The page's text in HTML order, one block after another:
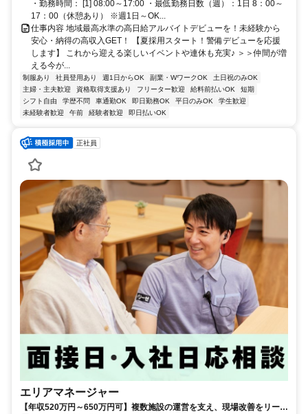
・勤務時間： [1] 08:00～17:00 ・最低勤務日数（週）：1日 8：00～
17：00（休憩あり） ※週1日～OK...
仕事内容 地域最高水準の高日給アルバイトデビューを！未経験から
安心・納得の高収入GET！ 【夏採用スタート！警備デビューを応援
します】 これから迎える楽しいイベントや連休も充実♪ ＞＞仲間が増
える今が...
制服あり 社員登用あり 週1日からOK 副業・WワークOK
土日祝のみOK
主婦・主夫歓迎
資格取得支援あり フリーター歓迎 給料前払いOK
短期
シフト自由
学歴不問 車通勤OK 即日勤務OK 平日のみOK
学生歓迎
未経験者歓迎
午前 経験者歓迎 即日払いOK
正社員
エリアマネージャー
【年収520万円～650万円可】複数施設の運営を支え、現場改善をリード